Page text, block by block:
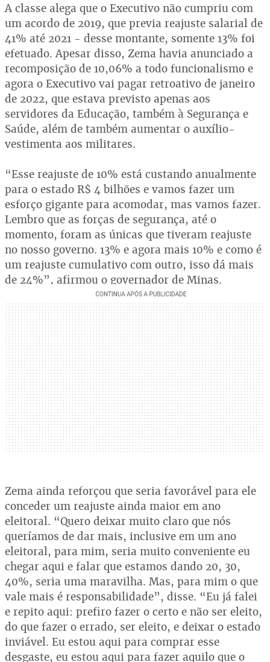
A classe alega que o Executivo não cumpriu com
um acordo de 2019, que previa reajuste salarial de
41% até 2021 - desse montante, somente 13% foi
efetuado. Apesar disso, Zema havia anunciado a
recomposição de 10,06% a todo funcionalismo e
agora o Executivo vai pagar retroativo de janeiro
de 2022, que estava previsto apenas aos
servidores da Educação, também à Segurança e
Saúde, além de também aumentar o auxílio-
vestimenta aos militares.
“Esse reajuste de 10% está custando anualmente
para o estado R$ 4 bilhões e vamos fazer um
esforço gigante para acomodar, mas vamos fazer.
Lembro que as forças de segurança, até o
momento, foram as únicas que tiveram reajuste
no nosso governo. 13% e agora mais 10% e como é
um reajuste cumulativo com outro, isso dá mais
de 24%”, afirmou o governador de Minas.
Zema ainda reforçou que seria favorável para ele
conceder um reajuste ainda maior em ano
eleitoral. “Quero deixar muito claro que nós
queríamos de dar mais, inclusive em um ano
eleitoral, para mim, seria muito conveniente eu
chegar aqui e falar que estamos dando 20, 30,
40%, seria uma maravilha. Mas, para mim o que
vale mais é responsabilidade”, disse. “Eu já falei
e repito aqui: prefiro fazer o certo e não ser eleito,
do que fazer o errado, ser eleito, e deixar o estado
inviável. Eu estou aqui para comprar esse
desgaste, eu estou aqui para fazer aquilo que o